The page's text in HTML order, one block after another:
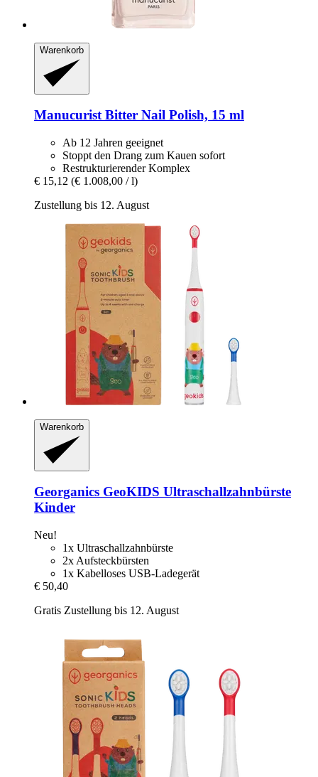
Warenkorb
ManucuristBitter Nail Polish, 15 ml
Ab 12 Jahren geeignet
Stoppt den Drang zum Kauen sofort
Restrukturierender Komplex
€ 15,12 (€ 1.008,00 / l)
Zustellung bis 12. August
Warenkorb
Georganics GeoKIDS Ultraschallzahnbürste
Kinder
Neu!
1x Ultraschallzahnbürste
2x Aufsteckbürsten
1x Kabelloses USB-Ladegerät
€ 50,40
Gratis Zustellung bis 12. August